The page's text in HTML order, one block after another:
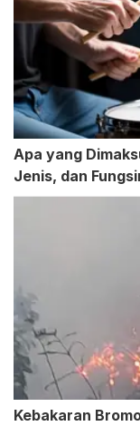
Apa yang
Jenis, dan
Kebakaran